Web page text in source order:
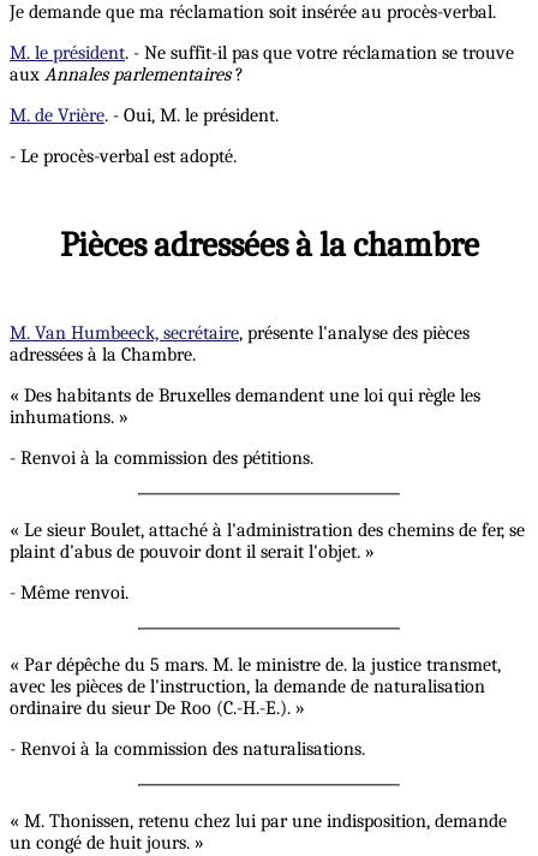
Je demande que ma réclamation soit insérée au procès-verbal.
M. le président. - Ne suffit-il pas que votre réclamation se trouve
aux Annales parlementaires?
M. de Vrière. - Oui, M. le président.
- Le procès-verbal est adopté.
Pièces adressées à la chambre
M. Van Humbeeck, secrétaire, présente l'analyse des pièces
adressées à la Chambre.
« Des habitants de Bruxelles demandent une loi qui règle les
inhumations. »
- Renvoi à la commission des pétitions.
« Le sieur Boulet, attaché à l'administration des chemins de fer, se
plaint d'abus de pouvoir dont il serait l'objet. »
- Même renvoi.
« Par dépêche du 5 mars. M. le ministre de. la justice transmet,
avec les pièces de l'instruction, la demande de naturalisation
ordinaire du sieur De Roo (C.-H.-E.). »
- Renvoi à la commission des naturalisations.
« M. Thonissen, retenu chez lui par une indisposition, demande
un congé de huit jours. »